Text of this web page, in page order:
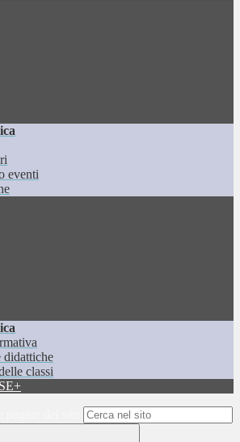
eventi
didattiche
classi